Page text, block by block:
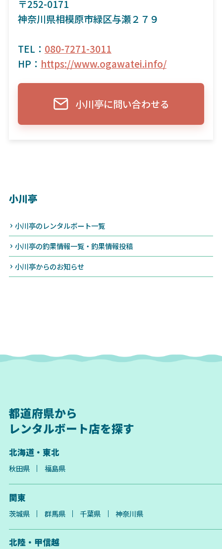
〒252-0171
神奈川県相模原市緑区与瀬２７９
TEL： 080-7271-3011
HP： https://www.ogawatei.info/
小川亭に問い合わせる
小川亭
小川亭のレンタルボート一覧
小川亭の釣果情報一覧・釣果情報投稿
小川亭からのお知らせ
都道府県から
レンタルボート店を探す
北海道・東北
秋田県 福島県
関東
茨城県 群馬県 千葉県 神奈川県
北陸・甲信越